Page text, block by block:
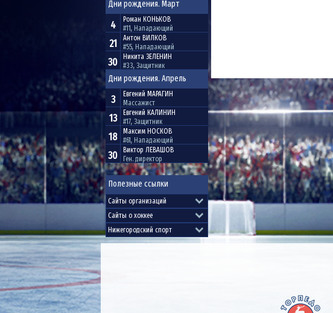
Дни рождения. Март
4 Роман КОНЬКОВ
#11, Нападающий
21 Антон ВИЛКОВ
#55, Нападающий
30 Никита ЗЕЛЕНИН
#33, Защитник
Дни рождения. Апрель
3 Евгений МАРАГИН
Массажист
13 Евгений КАЛИНИН
#17, Защитник
18 Максим НОСКОВ
#61, Нападающий
30 Виктор ЛЕВАШОВ
Ген. директор
Полезные ссылки